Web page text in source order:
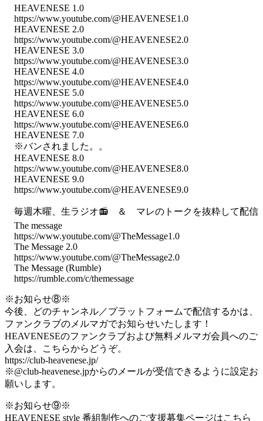
HEAVENESE 1.0
https://www.youtube.com/@HEAVENESE1.0
HEAVENESE 2.0
https://www.youtube.com/@HEAVENESE2.0
HEAVENESE 3.0
https://www.youtube.com/@HEAVENESE3.0
HEAVENESE 4.0
https://www.youtube.com/@HEAVENESE4.0
HEAVENESE 5.0
https://www.youtube.com/@HEAVENESE5.0
HEAVENESE 6.0
https://www.youtube.com/@HEAVENESE6.0
HEAVENESE 7.0
※バンされました。。
HEAVENESE 8.0
https://www.youtube.com/@HEAVENESE8.0
HEAVENESE 9.0
https://www.youtube.com/@HEAVENESE9.0
毎週木曜、生ラジオ📻 ＆ マレのトークを抜粋して配信
The message
https://www.youtube.com/@TheMessage1.0
The Message 2.0
https://www.youtube.com/@TheMessage2.0
The Message (Rumble)
https://rumble.com/c/themessage
※お知らせ⑧※
今後、どのチャンネル／プラットフォームで配信するかは、
ファンクラブのメルマガでお知らせいたします！
HEAVENESEのファンクラブおよび無料メルマガ会員へのご
入会は、こちらからどうぞ。
https://club-heavenese.jp/
※@club-heavenese.jpからのメールが受信できるように設定お
願いします。
※お知らせ⑨※
HEAVENESE style 番組制作へのご支援募集ページはこちら